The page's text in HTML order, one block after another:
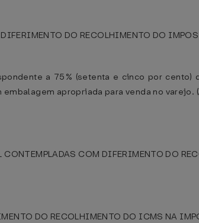
DO RECOLHIMENTO DO
a 75% (setenta e cinco por
apropriada para venda no varejo.
COM DIFERIMENTO DO
DO RECOLHIMENTO DO ICMS NA